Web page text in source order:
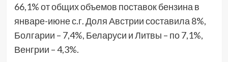
66,1% от общих объемов поставок бензина в
январе-июне с.г. Доля Австрии составила 8%,
Болгарии – 7,4%, Беларуси и Литвы – по 7,1%,
Венгрии – 4,3%.